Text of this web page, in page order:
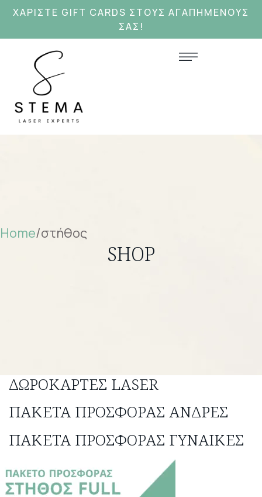
ΧΑΡΊΣΤΕ GIFT CARDS ΣΤΟΥΣ ΑΓΑΠΗΜΕΝΟΥΣ
ΣΑΣ!
Home/στήθος
SHOP
ΔΩΡΟΚΆΡΤΕΣ LASER
ΠΑΚΈΤΑ ΠΡΟΣΦΟΡΆΣ ΆΝΔΡΕΣ
ΠΑΚΈΤΑ ΠΡΟΣΦΟΡΆΣ ΓΥΝΑΊΚΕΣ